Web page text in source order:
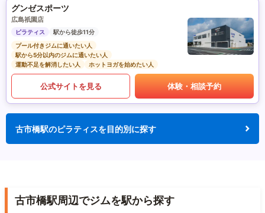
グンゼスポーツ
広島祇園店
ピラティス
駅から徒歩11分
プール付きジムに通いたい人
駅から5分以内のジムに通いたい人
運動不足を解消したい人
ホットヨガを始めたい人
公式サイトを見る 体験・相談予約
古市橋駅のピラティスを目的別に探す
古市橋駅周辺でジムを駅から探す